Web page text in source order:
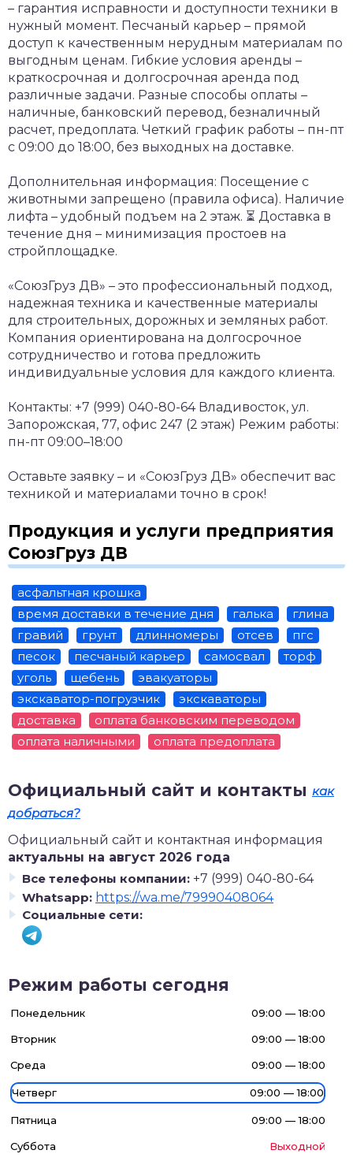
– гарантия исправности и доступности техники в
нужный момент. Песчаный карьер – прямой
доступ к качественным нерудным материалам по
выгодным ценам. Гибкие условия аренды –
краткосрочная и долгосрочная аренда под
различные задачи. Разные способы оплаты –
наличные, банковский перевод, безналичный
расчет, предоплата. Четкий график работы – пн-пт
с 09:00 до 18:00, без выходных на доставке.
Дополнительная информация: Посещение с
животными запрещено (правила офиса). Наличие
лифта – удобный подъем на 2 этаж. ⏳ Доставка в
течение дня – минимизация простоев на
стройплощадке.
«СоюзГруз ДВ» – это профессиональный подход,
надежная техника и качественные материалы
для строительных, дорожных и земляных работ.
Компания ориентирована на долгосрочное
сотрудничество и готова предложить
индивидуальные условия для каждого клиента.
Контакты: +7 (999) 040-80-64Владивосток, ул.
Запорожская, 77, офис 247 (2 этаж) Режим работы:
пн-пт 09:00–18:00
Оставьте заявку – и «СоюзГруз ДВ» обеспечит вас
техникой и материалами точно в срок!
Продукция и услуги предприятия
СоюзГруз ДВ
асфальтная крошка
время доставки в течение дня
галька
глина
гравий
грунт длинномеры отсев
пгс
песок
песчаный карьер самосвал
торф
уголь
щебень
эвакуаторы
экскаватор-погрузчик
экскаваторы
доставка
оплата банковским переводом
оплата наличными
оплата предоплата
Официальный сайт и контакты как
добраться?
Официальный сайт и контактная информация
актуальны на август 2026 года
Все телефоны компании: +7 (999) 040-80-64
Whatsapp: https://wa.me/79990408064
Социальные сети:
Режим работы сегодня
Понедельник 09:00 — 18:00
Вторник 09:00 — 18:00
Среда 09:00 — 18:00
Четверг 09:00 — 18:00
Пятница 09:00 — 18:00
Суббота Выходной